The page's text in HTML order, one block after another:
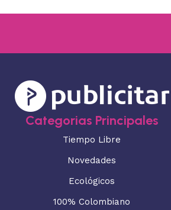
Categorias Principales
Tiempo Libre
Novedades
Ecológicos
100% Colombiano